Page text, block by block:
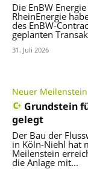
Die EnBW
RheinEnergie
des EnBW-
geplanten
31. Juli 2026
Neuer Meilenstein
Grundstein
gelegt
Der Bau der
in Köln-Niehl hat
Meilenstein
die Anlage mit...